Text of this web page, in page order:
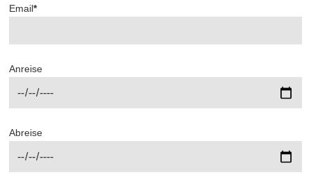
Email*
Anreise
Abreise